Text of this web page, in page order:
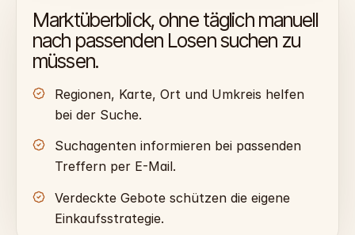
Marktüberblick, ohne täglich manuell
nach passenden Losen suchen zu
müssen.
Regionen, Karte, Ort und Umkreis helfen
bei der Suche.
Suchagenten informieren bei passenden
Treffern per E-Mail.
Verdeckte Gebote schützen die eigene
Einkaufsstrategie.